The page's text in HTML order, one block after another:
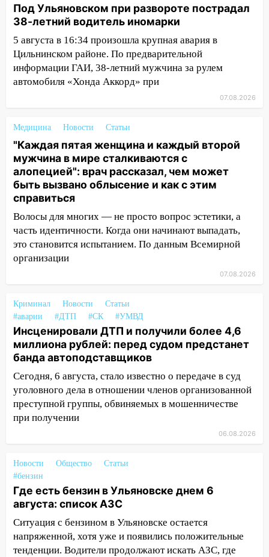
10:26 На нескольких улицах Ульяновска
временно отключили холодную воду
10:14 В Ульяновске двоих участников
коррупционной схемы при ЦГКБ
отправили в колонию на 7 и 8 лет
Ночью беспилотники сбили над
09:41 Диана Шурыгина уверовала в
Бога в СИЗО
09:35 В Ульяновске директора фирмы
будут судить за неуплату налогов на 48
млн рублей
08:22 Подросток на питбайке сбил
велосипедистку: пострадали двое
07:20 Жара возвращается: ожидается
06:00
Под Ульяновском при развороте
пострадал 38-летний водитель
иномарки
05:00 «Каждая пятая женщина и каждый
второй мужчина в мире сталкиваются с
алопецией»: врач рассказал, чем может
быть вызвано облысение и как с этим
справиться
03:30 Гороскоп на 7 августа: пятница
принесет прилив творческой энергии и
ошибки
23:20 Прогноз погоды на 7 августа в
Ульяновской области
20:04 Ульяновцев приглашают на забег,
посвящённый Дню воздушного флота
Под Ульяновском при развороте пострадал
38-летний водитель иномарки
5 августа в 16:34 произошла крупная авария в
Цильнинском районе. По предварительной
информации ГАИ, 38-летний мужчина за рулем
автомобиля «Хонда Аккорд» при
07.08.2026
Медицина Новости Статьи
"Каждая пятая женщина и каждый второй
мужчина в мире сталкиваются с
алопецией": врач рассказал, чем может
быть вызвано облысение и как с этим
справиться
Волосы для многих — не просто вопрос эстетики, а
часть идентичности. Когда они начинают выпадать,
это становится испытанием. По данным Всемирной
организации
07.08.2026
Криминал Новости
Статьи
#аварии
#ДТП #СК #УМВД
Инсценировали ДТП и получили более 4,6
миллиона рублей: перед судом предстанет
банда автоподставщиков
Сегодня, 6 августа, стало известно о передаче в суд
уголовного дела в отношении членов организованной
преступной группы, обвиняемых в мошенничестве
при получении
06.08.2026
Новости Общество
Статьи
#бензин
Где есть бензин в Ульяновске днем 6
августа: список АЗС
Ситуация с бензином в Ульяновске остается
напряженной, хотя уже и появились положительные
тенденции. Водители продолжают искать АЗС, где